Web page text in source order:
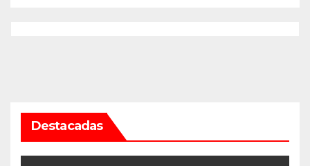
Destacadas